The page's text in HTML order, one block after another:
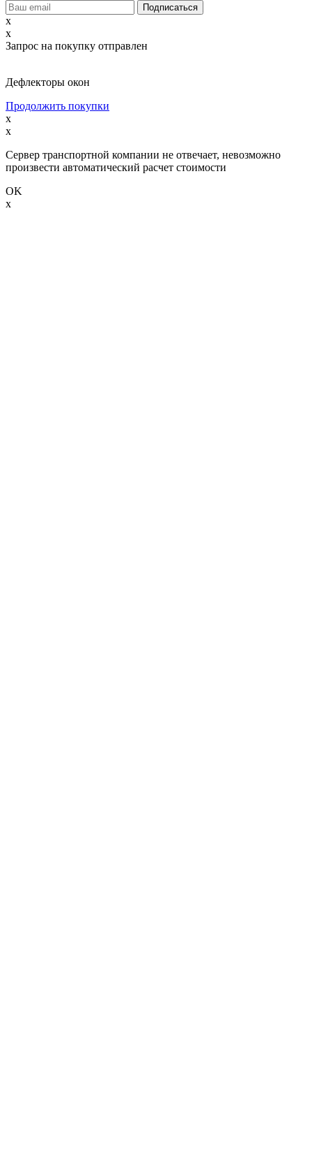
x
x
Запрос на покупку отправлен
Дефлекторы окон
Продолжить покупки
x
x
Сервер транспортной компании не отвечает, невозможно
произвести автоматический расчет стоимости
OK
x